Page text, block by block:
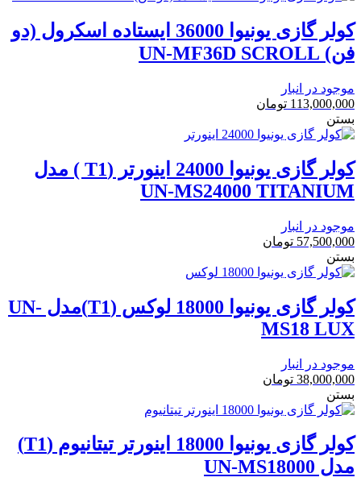
کولر گازی یونیوا 36000 ایستاده اسکرول (دو
فن) UN-MF36D SCROLL
موجود در انبار
113,000,000 تومان
بستن
کولر گازی یونیوا 24000 اینورتر (T1 ) مدل
UN-MS24000 TITANIUM
موجود در انبار
57,500,000 تومان
بستن
کولر گازی یونیوا 18000 لوکس (T1)مدل UN-
MS18 LUX
موجود در انبار
38,000,000 تومان
بستن
کولر گازی یونیوا 18000 اینورتر تیتانیوم (T1)
مدل UN-MS18000